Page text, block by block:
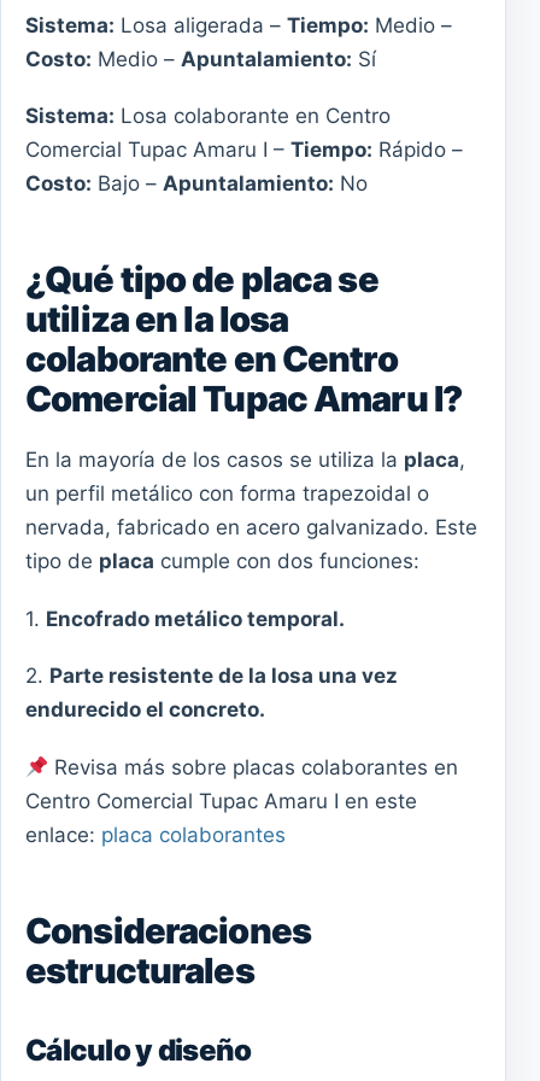
Sistema: Losa aligerada – Tiempo: Medio –
Costo: Medio – Apuntalamiento: Sí
Sistema: Losa colaborante en Centro
Comercial Tupac Amaru I – Tiempo: Rápido –
Costo: Bajo – Apuntalamiento: No
¿Qué tipo de placa se
utiliza en la losa
colaborante en Centro
Comercial Tupac Amaru I?
En la mayoría de los casos se utiliza la placa,
un perfil metálico con forma trapezoidal o
nervada, fabricado en acero galvanizado. Este
tipo de placa cumple con dos funciones:
1. Encofrado metálico temporal.
2. Parte resistente de la losa una vez
endurecido el concreto.
Revisa más sobre placas colaborantes en
Centro Comercial Tupac Amaru I en este
enlace: placa colaborantes
Consideraciones
estructurales
Cálculo y diseño